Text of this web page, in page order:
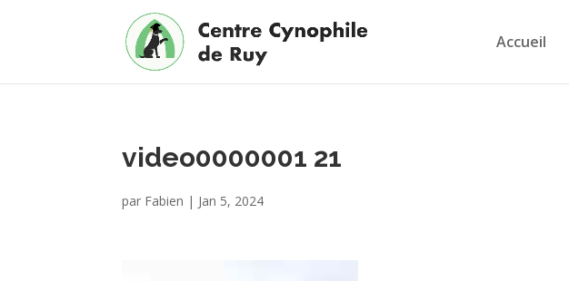
Accueil
video0000001 21
par Fabien | Jan 5, 2024